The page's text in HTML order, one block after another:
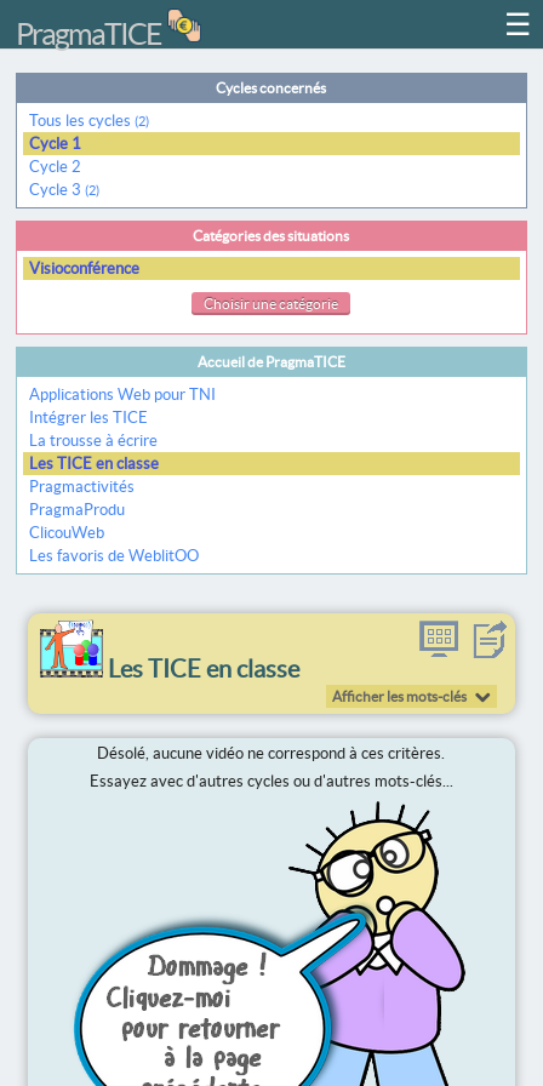
PragmaTICE
Cycles concernés
Tous les cycles(2)
Cycle 1
Cycle 2
Cycle 3(2)
Catégories des situations
Visioconférence
Choisir une catégorie
Accueil de PragmaTICE
Applications Web pour TNI
Intégrer les TICE
La trousse à écrire
Les TICE en classe
Pragmactivités
PragmaProdu
ClicouWeb
Les favoris de WeblitOO
Les TICE en classe
Afficher les mots-clés
Désolé, aucune vidéo ne correspond à ces critères.
Essayez avec d'autres cycles ou d'autres mots-clés...
☰